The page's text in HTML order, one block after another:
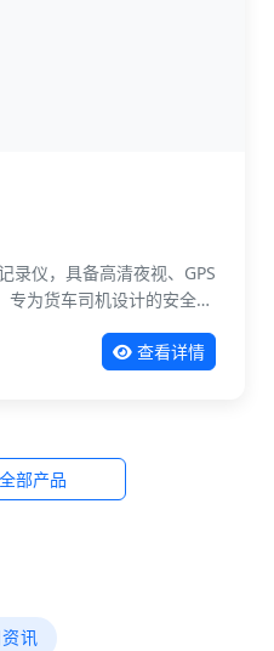
录仪，具备高清夜视、GPS
为货车司机设计的安全监
查看详情
部产品
讯